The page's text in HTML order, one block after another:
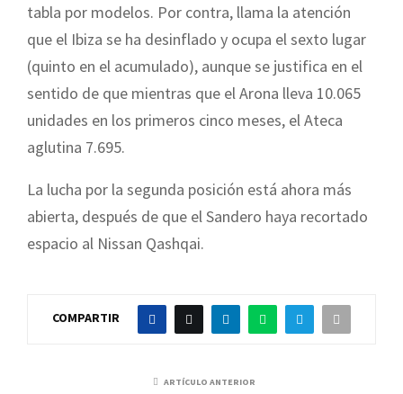
tabla por modelos. Por contra, llama la atención
que el Ibiza se ha desinflado y ocupa el sexto lugar
(quinto en el acumulado), aunque se justifica en el
sentido de que mientras que el Arona lleva 10.065
unidades en los primeros cinco meses, el Ateca
aglutina 7.695.
La lucha por la segunda posición está ahora más
abierta, después de que el Sandero haya recortado
espacio al Nissan Qashqai.
COMPARTIR
ARTÍCULO ANTERIOR